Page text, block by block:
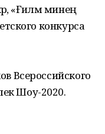
«Ғәиләм минең
конкурса
Всероссийского
Шоу-2020.